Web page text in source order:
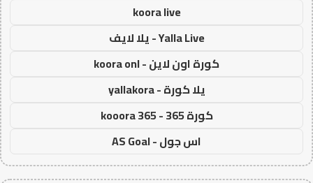
koora live
Yalla Live - يلا لايف
كورة اون لاين - koora onl
يلا كورة - yallakora
كورة 365 - kooora 365
اس جول - AS Goal